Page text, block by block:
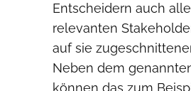
Entscheidern auch
relevanten
auf sie
Neben dem
können das zum